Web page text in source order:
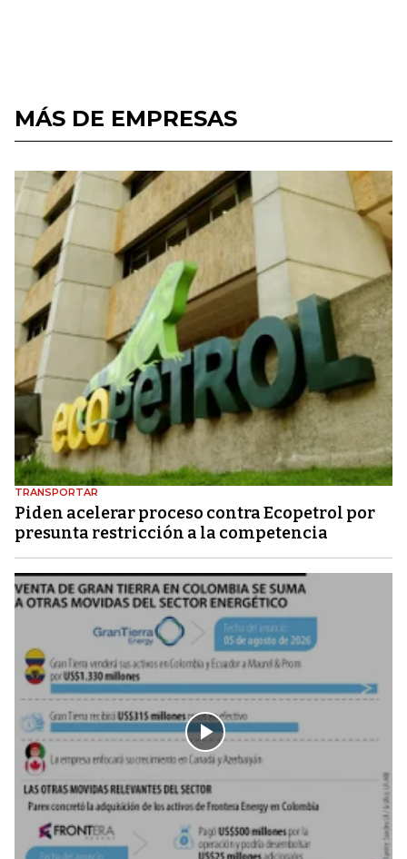
MÁS DE EMPRESAS
TRANSPORTAR
Piden acelerar proceso contra Ecopetrol por
presunta restricción a la competencia